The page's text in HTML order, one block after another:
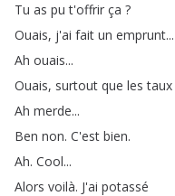
Tu as pu t'offrir ça ?
Ouais, j'ai fait un emprunt...
Ah ouais...
Ouais, surtout que les taux
Ah merde...
Ben non. C'est bien.
Ah. Cool...
Alors voilà. J'ai potassé